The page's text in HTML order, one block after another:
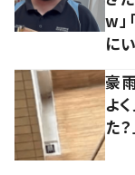
w」
に
豪
よ
た